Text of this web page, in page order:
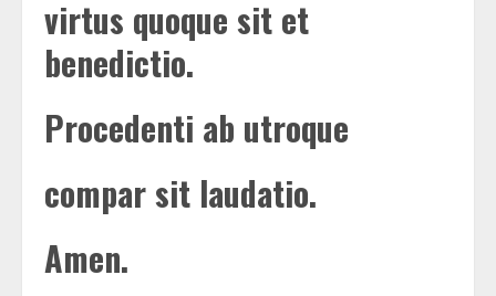
virtus quoque sit et
benedictio.
Procedenti ab utroque
compar sit laudatio.
Amen.